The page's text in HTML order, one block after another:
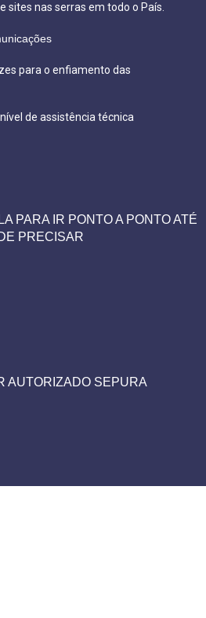
sites nas serras em todo o País.
para o enfiamento das
de assistência técnica
PARA IR PONTO A PONTO ATÉ
PRECISAR
AUTORIZADO SEPURA